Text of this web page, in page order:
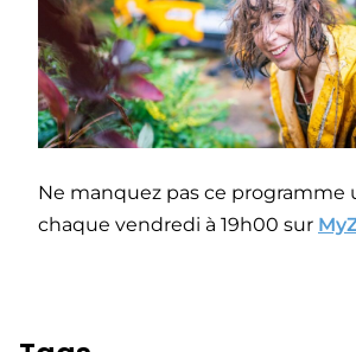
Ne manquez pas ce programme
chaque vendredi à 19h00 sur